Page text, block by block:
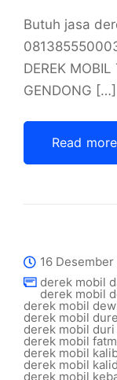
Butuh jasa
DEREK
GENDONG […]
Read more
16 Desember
derek mobil
derek mobil
derek mobil
derek mobil
derek mobil duri
derek mobil
derek mobil
derek mobil
derek mobil